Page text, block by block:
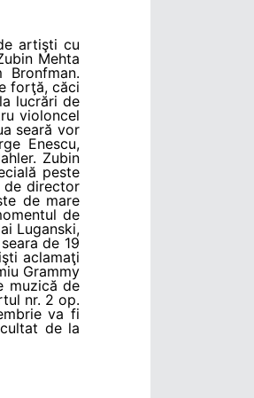
artişti cu
Mehta
forţă, căci
lucrări de
violoncel
seară vor
Enescu,
Zubin
peste
de director
de mare
de
Luganski,
de 19
aclamaţi
Grammy
muzică de
nr. 2 op.
va fi
de la